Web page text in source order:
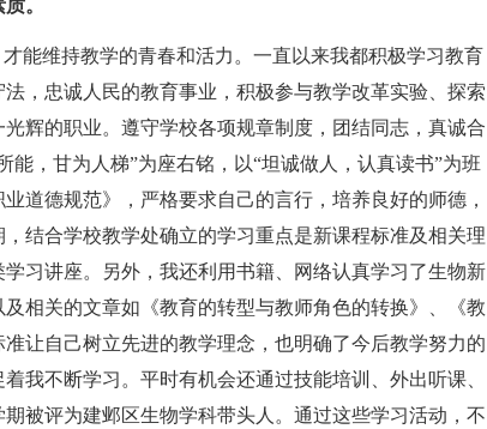
。
维持教学的青春和活力。一直以来我都积极学习教育
，忠诚人民的教育事业，积极参与教学改革实验、探索
辉的职业。遵守学校各项规章制度，团结同志，真诚合
，甘为人梯”为座右铭，以“坦诚做人，认真读书”为班
道德规范》，严格要求自己的言行，培养良好的师德，
结合学校教学处确立的学习重点是新课程标准及相关理
习讲座。另外，我还利用书籍、网络认真学习了生物新
相关的文章如《教育的转型与教师角色的转换》、《教
让自己树立先进的教学理念，也明确了今后教学努力的
我不断学习。平时有机会还通过技能培训、外出听课、
被评为建邺区生物学科带头人。通过这些学习活动，不